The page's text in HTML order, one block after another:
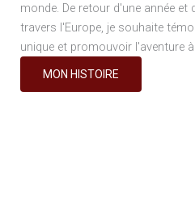
monde. De retour d'une année et
travers l'Europe, je souhaite
unique et promouvoir l'aventure
MON HISTOIRE